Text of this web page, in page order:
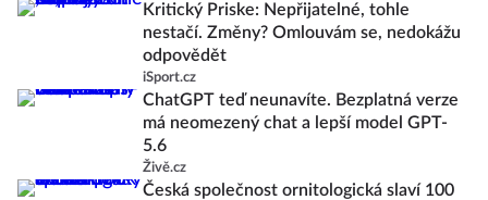
Kritický Priske: Nepřijatelné, tohle
nestačí. Změny? Omlouvám se, nedokážu
odpovědět
iSport.cz
ChatGPT teď neunavíte. Bezplatná verze
má neomezený chat a lepší model GPT-
5.6
Živě.cz
Česká společnost ornitologická slaví 100